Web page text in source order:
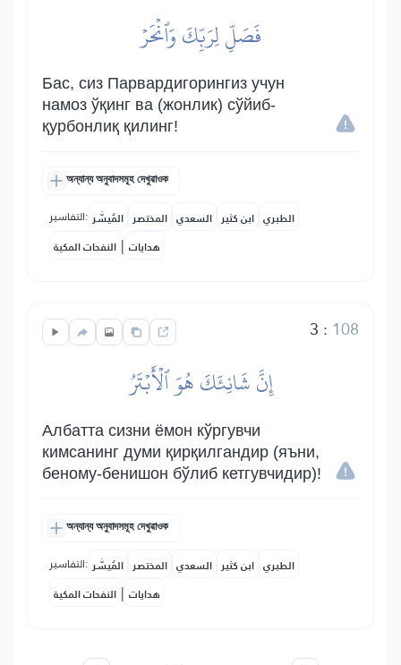
فَصَلِّ لِرَبِّكَ وَٱنۡحَرۡ
Бас, сиз Парвардигорингиз учун
намоз ўқинг ва (жонлик) сўйиб-
қурбонлиқ қилинг!
অন্যান্য অনুবাদসমূহ দেখুৱাওক
التفاسير: المُيسَّر المختصر السعدي ابن كثير الطبري
النفحات المكية | هدايات
3 : 108
إِنَّ شَانِئَكَ هُوَ ٱلۡأَبۡتَرُ
Албатта сизни ёмон кўргувчи
кимсанинг думи қирқилгандир (яъни,
беному-бенишон бўлиб кетгувчидир)!
অন্যান্য অনুবাদসমূহ দেখুৱাওক
التفاسير: المُيسَّر المختصر السعدي ابن كثير الطبري
النفحات المكية | هدايات